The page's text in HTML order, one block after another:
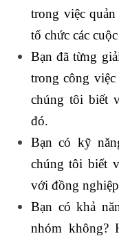
trong việc
tổ chức các
Bạn đã từng
trong công việc
chúng tôi biết
đó.
Bạn có kỹ
chúng tôi biết
với đồng
Bạn có khả
nhóm không?